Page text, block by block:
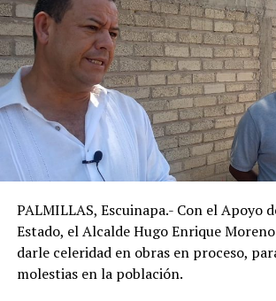
PALMILLAS, Escuinapa.- Con el Apoyo
Estado, el Alcalde Hugo Enrique
darle celeridad en obras en proceso,
molestias en la población.